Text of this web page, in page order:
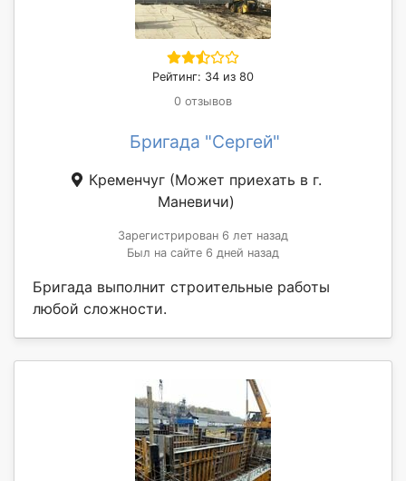
Рейтинг: 34 из 80
0 отзывов
Бригада "Сергей"
Кременчуг (Может приехать в г.
Маневичи)
Зарегистрирован 6 лет назад
Был на сайте 6 дней назад
Бригада выполнит строительные работы
любой сложности.